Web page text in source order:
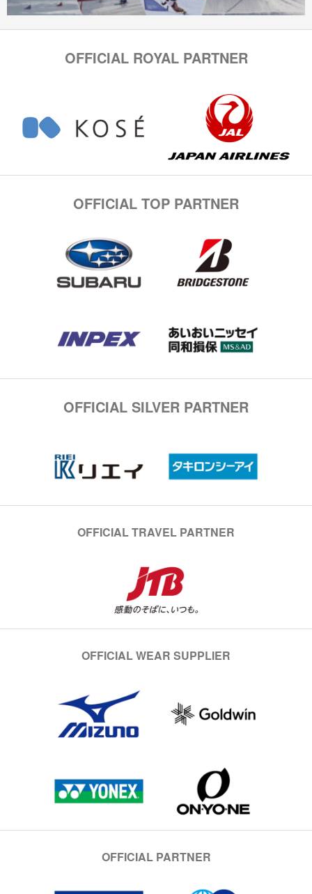
OFFICIAL ROYAL PARTNER
OFFICIAL TOP PARTNER
OFFICIAL SILVER PARTNER
OFFICIAL TRAVEL PARTNER
OFFICIAL WEAR SUPPLIER
OFFICIAL PARTNER